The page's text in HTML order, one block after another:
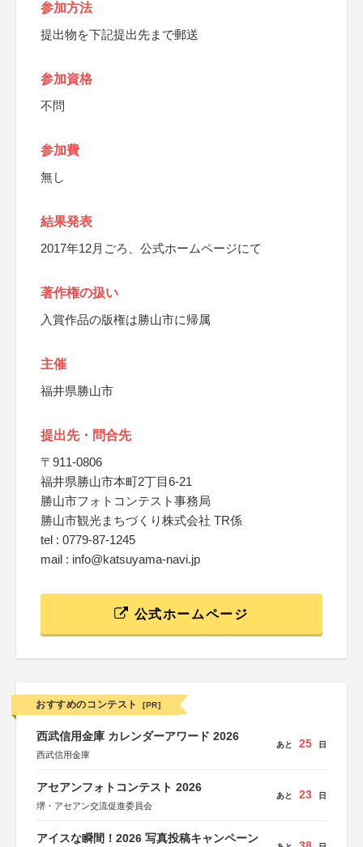
参加方法
提出物を下記提出先まで郵送
参加資格
不問
参加費
無し
結果発表
2017年12月ごろ、公式ホームページにて
著作権の扱い
入賞作品の版権は勝山市に帰属
主催
福井県勝山市
提出先・問合先
〒911-0806
福井県勝山市本町2丁目6-21
勝山市フォトコンテスト事務局
勝山市観光まちづくり株式会社 TR係
tel : 0779-87-1245
mail : info@katsuyama-navi.jp
公式ホームページ
おすすめのコンテスト [PR]
西武信用金庫 カレンダーアワード 2026
西武信用金庫
あと 25 日
アセアンフォトコンテスト 2026
堺・アセアン交流促進委員会
あと 23 日
アイスな瞬間！2026 写真投稿キャンペーン